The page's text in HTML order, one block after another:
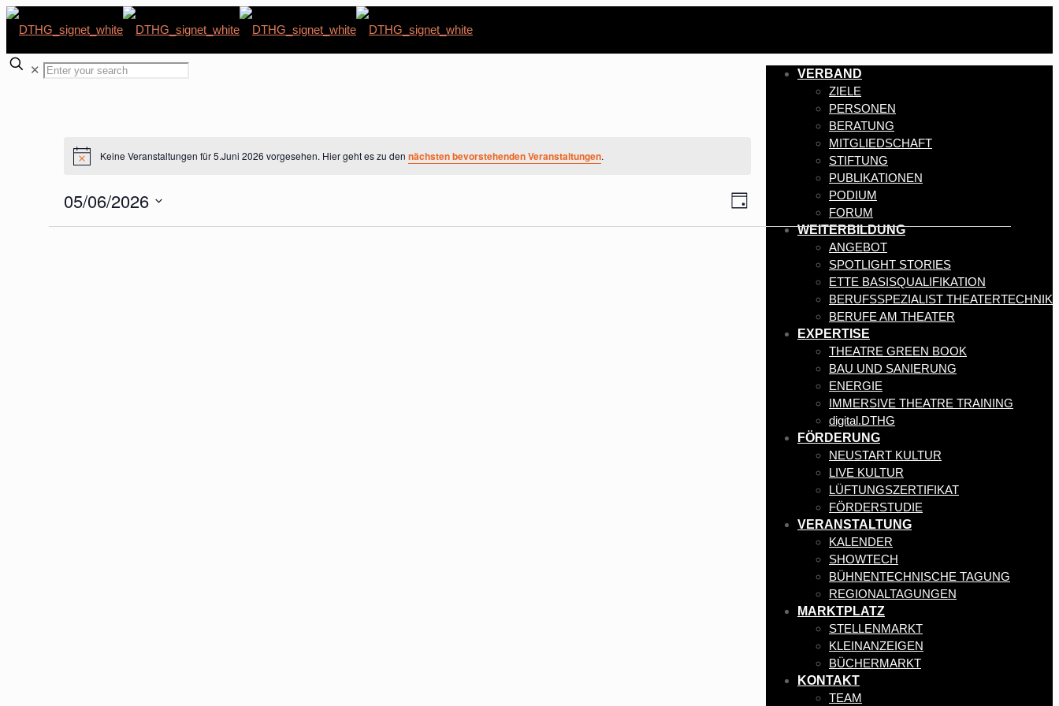
VERBAND
ZIELE
PERSONEN
BERATUNG
MITGLIEDSCHAFT
STIFTUNG
PUBLIKATIONEN
PODIUM
FORUM
WEITERBILDUNG
ANGEBOT
SPOTLIGHT STORIES
ETTE BASISQUALIFIKATION
BERUFSSPEZIALIST THEATERTECHNIK
BERUFE AM THEATER
EXPERTISE
THEATRE GREEN BOOK
BAU UND SANIERUNG
ENERGIE
IMMERSIVE THEATRE TRAINING
digital.DTHG
FÖRDERUNG
NEUSTART KULTUR
LIVE KULTUR
LÜFTUNGSZERTIFIKAT
FÖRDERSTUDIE
VERANSTALTUNG
KALENDER
SHOWTECH
BÜHNENTECHNISCHE TAGUNG
REGIONALTAGUNGEN
MARKTPLATZ
STELLENMARKT
KLEINANZEIGEN
BÜCHERMARKT
KONTAKT
TEAM
✕
HinweisKeine Veranstaltungen für 5.Juni 2026 vorgesehen. Hier geht es zu den nächsten bevorstehenden Veranstaltungen.
Ansichten-
Navigation
Veranstaltung
Ansichten-
Navigation
Tag
05/06/2026